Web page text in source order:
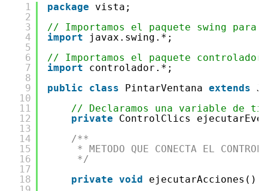
1
2
3
4
5
6
7
8
9
10
11
12
13
14
15
16
17
18
package
vista;
// Importamos el paquete swing
import
javax.swing.*;
// Importamos el paquete controlador
import
controlador.*;
public
class PintarVentana extends
// Declaramos una variable de
private
ControlClics
/**
* METODO QUE CONECTA EL
*/
private void
ejecutarAcciones() {